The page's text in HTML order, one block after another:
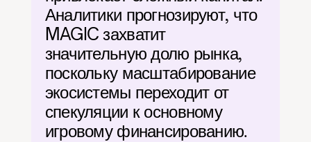
Аналитики прогнозируют, что
MAGIC захватит
значительную долю рынка,
поскольку масштабирование
экосистемы переходит от
спекуляции к основному
игровому финансированию.